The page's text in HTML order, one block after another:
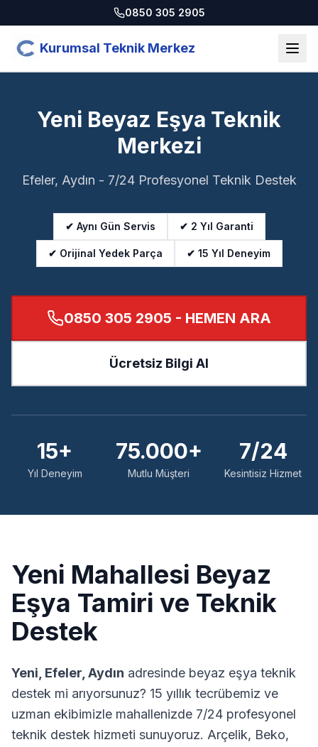
0850 305 2905
Kurumsal Teknik Merkez
Yeni Beyaz Eşya Teknik
Merkezi
Efeler, Aydın - 7/24 Profesyonel Teknik Destek
✔ Aynı Gün Servis ✔ 2 Yıl Garanti
✔ Orijinal Yedek Parça ✔ 15 Yıl Deneyim
0850 305 2905 - HEMEN ARA
Ücretsiz Bilgi Al
15+
Yıl Deneyim
75.000+
Mutlu Müşteri
7/24
Kesintisiz Hizmet
Yeni Mahallesi Beyaz
Eşya Tamiri ve Teknik
Destek
Yeni Efeler Aydın adresinde beyaz eşya teknik
destek mi arıyorsunuz? 15 yıllık tecrübemiz ve
uzman ekibimizle mahallenizde 7/24 profesyonel
teknik destek hizmeti sunuyoruz. Arçelik, Beko,